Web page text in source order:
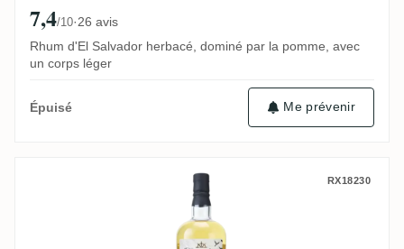
7,4/10·26 avis
Rhum d'El Salvador herbacé, dominé par la pomme, avec
un corps léger
Épuisé Me prévenir
Flensburg Rum Company African & Asian
RX18230